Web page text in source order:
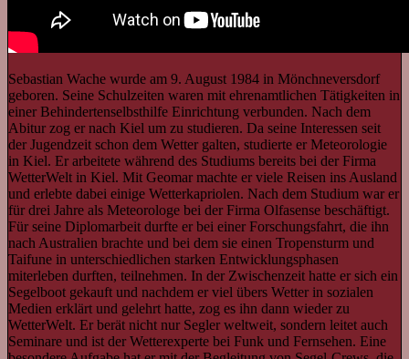
Sebastian Wache wurde am 9. August 1984 in Mönchneversdorf
geboren. Seine Schulzeiten waren mit ehrenamtlichen Tätigkeiten in
einer Behindertenselbsthilfe Einrichtung verbunden. Nach dem
Abitur zog er nach Kiel um zu studieren. Da seine Interessen seit
der Jugendzeit schon dem Wetter galten, studierte er Meteorologie
in Kiel. Er arbeitete während des Studiums bereits bei der Firma
WetterWelt in Kiel. Mit Geomar machte er viele Reisen ins Ausland
und erlebte dabei einige Wetterkapriolen. Nach dem Studium war er
für drei Jahre als Meteorologe bei der Firma Olfasense beschäftigt.
Für seine Diplomarbeit durfte er bei einer Forschungsfahrt, die ihn
nach Australien brachte und bei dem sie einen Tropensturm und
Taifune in unterschiedlichen starken Entwicklungsphasen
miterleben durften, teilnehmen. In der Zwischenzeit hatte er sich ein
Segelboot gekauft und nachdem er viel übers Wetter in sozialen
Medien erklärt und gelehrt hatte, zog es ihn dann wieder zu
WetterWelt. Er berät nicht nur Segler weltweit, sondern leitet auch
Seminare und ist der Wetterexperte bei Funk und Fernsehen. Eine